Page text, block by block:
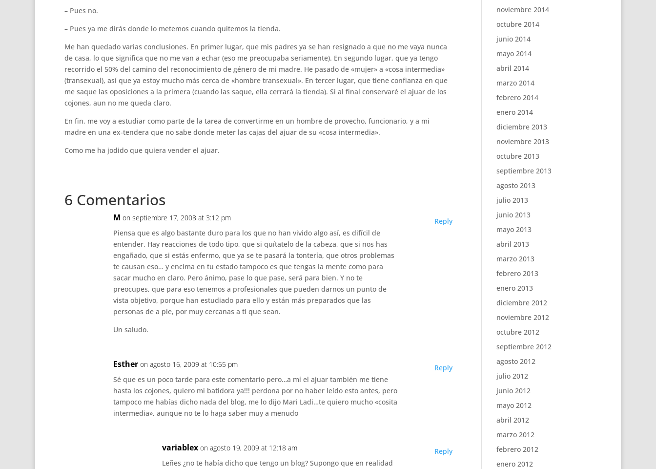
– Pues no.
– Pues ya me dirás donde lo metemos cuando quitemos la tienda.
Me han quedado varias conclusiones. En primer lugar, que mis padres ya se han resignado a que no me vaya nunca
de casa, lo que significa que no me van a echar (eso me preocupaba seriamente). En segundo lugar, que ya tengo
recorrido el 50% del camino del reconocimiento de género de mi madre. He pasado de «mujer» a «cosa intermedia»
(transexual), así que ya estoy mucho más cerca de «hombre transexual». En tercer lugar, que tiene confianza en que
me saque las oposiciones a la primera (cuando las saque, ella cerrará la tienda). Si al final conservaré el ajuar de los
cojones, aun no me queda claro.
En fin, me voy a estudiar como parte de la tarea de convertirme en un hombre de provecho, funcionario, y a mi
madre en una ex-tendera que no sabe donde meter las cajas del ajuar de su «cosa intermedia».
Como me ha jodido que quiera vender el ajuar.
6 Comentarios
M on septiembre 17, 2008 at 3:12 pm
Piensa que es algo bastante duro para los que no han vivido algo así, es difícil de
entender. Hay reacciones de todo tipo, que si quítatelo de la cabeza, que si nos has
engañado, que si estás enfermo, que ya se te pasará la tontería, que otros problemas
te causan eso… y encima en tu estado tampoco es que tengas la mente como para
sacar mucho en claro. Pero ánimo, pase lo que pase, será para bien. Y no te
preocupes, que para eso tenemos a profesionales que pueden darnos un punto de
vista objetivo, porque han estudiado para ello y están más preparados que las
personas de a pie, por muy cercanas a ti que sean.
Un saludo.
Reply
Esther on agosto 16, 2009 at 10:55 pm
Sé que es un poco tarde para este comentario pero…a mí el ajuar también me tiene
hasta los cojones, quiero mi batidora ya!!! perdona por no haber leído esto antes, pero
tampoco me habías dicho nada del blog, me lo dijo Mari Ladi…te quiero mucho «cosita
intermedia», aunque no te lo haga saber muy a menudo
Reply
variablex on agosto 19, 2009 at 12:18 am
Leñes ¿no te había dicho que tengo un blog? Supongo que en realidad
Reply
noviembre 2014
octubre 2014
junio 2014
mayo 2014
abril 2014
marzo 2014
febrero 2014
enero 2014
diciembre 2013
noviembre 2013
octubre 2013
septiembre 2013
agosto 2013
julio 2013
junio 2013
mayo 2013
abril 2013
marzo 2013
febrero 2013
enero 2013
diciembre 2012
noviembre 2012
octubre 2012
septiembre 2012
agosto 2012
julio 2012
junio 2012
mayo 2012
abril 2012
marzo 2012
febrero 2012
enero 2012